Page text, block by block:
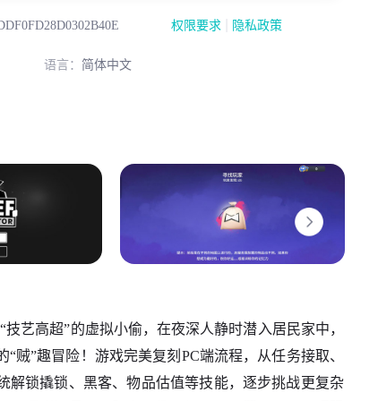
权限要求 隐私政策
语言： 简体中文
艺高超”的虚拟小偷，在夜深人静时潜入居民家中，
贼”趣冒险！游戏完美复刻PC端流程，从任务接取、
解锁撬锁、黑客、物品估值等技能，逐步挑战更复杂